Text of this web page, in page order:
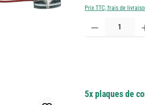
Prix TTC, frais de
Quantité de produit
5x plaques de